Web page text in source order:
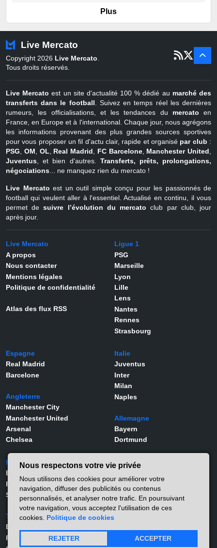
Portugal
Pays-Bas
22 juin - 2 sept
Belgique
juil - 31
Plus
Live Mercato
Copyright 2026 Live Mercato.
Tous droits réservés.
Live Mercato est un site d'actualité 100 % dédié au marché des
transferts dans le football . Suivez en temps réel les dernières
rumeurs, les officialisations, et les tendances du mercato en
France, en Europe et à l'international. Chaque jour, nous agrégons
les informations provenant des plus grandes sources sportives
pour vous proposer un fil d'actu clair, rapide et organisé par club :
PSG
OM OL Real Madrid FC Barcelone, Manchester United
Juventus , et bien d'autres. Transferts, prêts, prolongations,
négociations ... ne manquez rien du mercato !
Live Mercato est un outil simple conçu pour les passionnés de
football qui veulent aller à l'essentiel. Actualisé en continu, il vous
permet desuivre l’évolution du mercato club par club, jour
après jour.
Live Mercato
A propos
Nous contacter
Mentions légales
Politique de confidentialité
Atlas des flux RSS
Ligue 1
PSG
Marseille
Lyon
Lille
Lens
Nantes
Rennes
Strasbourg
Espagne
Real Madrid
Barcelone
Angleterre
Manchester City
Manchester United
Arsenal
Chelsea
Italie
Juventus
Inter
Milan
Naples
Allemagne
Bayern
Dortmund
Portugal
Benfica
Porto
Sporting
Turquie
Besiktas
Fernerbahçe
Joueurs
Lamine Yamal
Rodrygo
Vinicius Jr
Matthis Abline
Nous respectons votre vie privée
Nous utilisons des cookies pour améliorer votre
navigation, diffuser des publicités ou contenus
personnalisés, et analyser notre trafic. En poursuivant
votre navigation, vous acceptez l'utilisation de ces
cookies. Politique de cookies
REJETER ACCEPTER